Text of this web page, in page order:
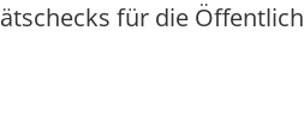
für die